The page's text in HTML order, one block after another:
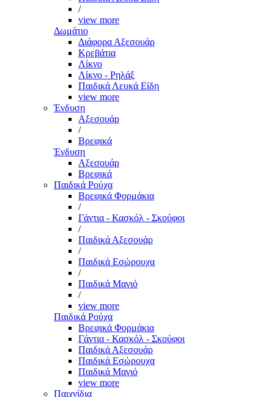
/
view more
Δωμάτιο
Διάφορα Αξεσουάρ
Κρεβάτια
Λίκνο
Λίκνο - Ρηλάξ
Παιδικά Λευκά Είδη
view more
Ένδυση
Αξεσουάρ
/
Βρεφικά
Ένδυση
Αξεσουάρ
Βρεφικά
Παιδικά Ρούχα
Βρεφικά Φορμάκια
/
Γάντια - Κασκόλ - Σκούφοι
/
Παιδικά Αξεσουάρ
/
Παιδικά Εσώρουχα
/
Παιδικά Μαγιό
/
view more
Παιδικά Ρούχα
Βρεφικά Φορμάκια
Γάντια - Κασκόλ - Σκούφοι
Παιδικά Αξεσουάρ
Παιδικά Εσώρουχα
Παιδικά Μαγιό
view more
Παιχνίδια